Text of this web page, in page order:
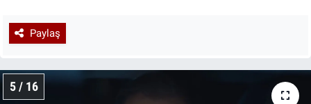
Paylaş
5 / 16